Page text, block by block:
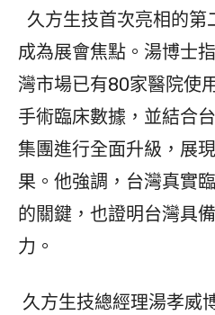
久方生技首次亮相的第
成為展會焦點。湯博士
灣市場已有80家醫院使
手術臨床數據，並結合
集團進行全面升級，展
果。他強調，台灣真實
的關鍵，也證明台灣具
力。
久方生技總經理湯孝威